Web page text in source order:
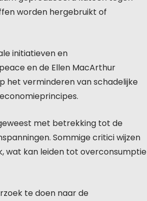
worden hergebruikt of
initiatieven en
en de Ellen MacArthur
het verminderen van schadelijke
met betrekking tot de
Sommige critici wijzen
wat kan leiden tot overconsumptie
te doen naar de